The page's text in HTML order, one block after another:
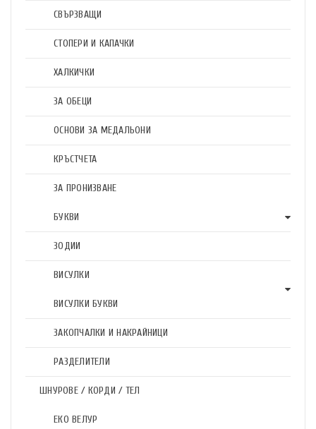
СВЪРЗВАЩИ
СТОПЕРИ И КАПАЧКИ
ХАЛКИЧКИ
ЗА ОБЕЦИ
ОСНОВИ ЗА МЕДАЛЬОНИ
КРЪСТЧЕТА
ЗА ПРОНИЗВАНЕ
БУКВИ
ЗОДИИ
ВИСУЛКИ
ВИСУЛКИ БУКВИ
ЗАКОПЧАЛКИ И НАКРАЙНИЦИ
РАЗДЕЛИТЕЛИ
ШНУРОВЕ / КОРДИ / ТЕЛ
ЕКО ВЕЛУР